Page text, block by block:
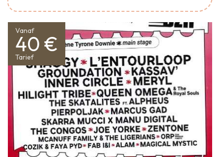
Vanaf
40 €
Tarief